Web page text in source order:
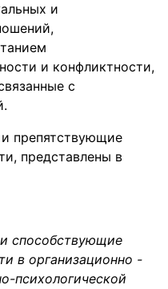
и
и конфликтности,
с
препятствующие
представлены в
способствующие
в организационно -
психологической